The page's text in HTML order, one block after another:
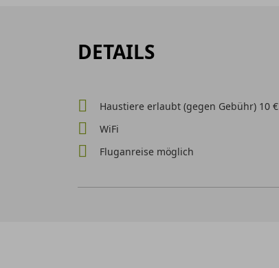
DETAILS
Haustiere erlaubt (gegen Gebühr) 10 €
WiFi
Fluganreise möglich